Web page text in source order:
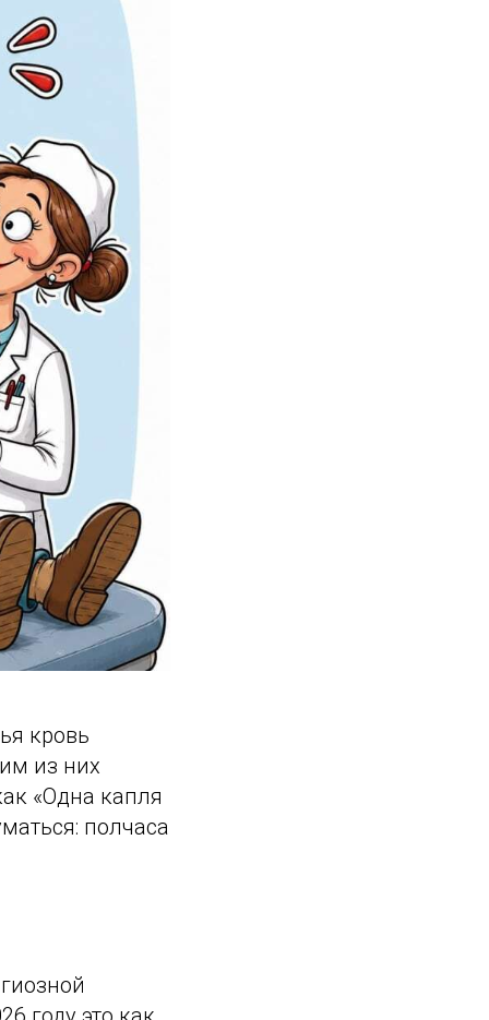
кровь
из них
«Одна капля
полчаса